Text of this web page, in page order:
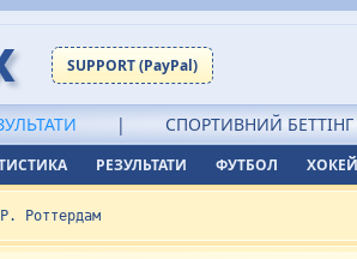
SUPPORT (PayPal)
| СПОРТИВНИЙ БЕТТІНГ
РЕЗУЛЬТАТИ ФУТБОЛ ХОКЕЙ
Роттердам